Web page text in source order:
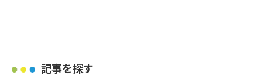
記事を探す